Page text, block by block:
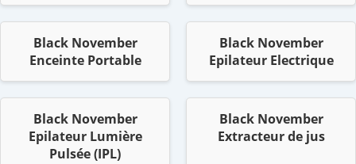
Black November
Enceinte Portable
Black November
Epilateur Electrique
Black November
Epilateur Lumière
Pulsée (IPL)
Black November
Extracteur de jus